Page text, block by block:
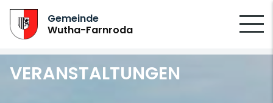
Gemeinde
Wutha-Farnroda
VERANSTALTUNGEN